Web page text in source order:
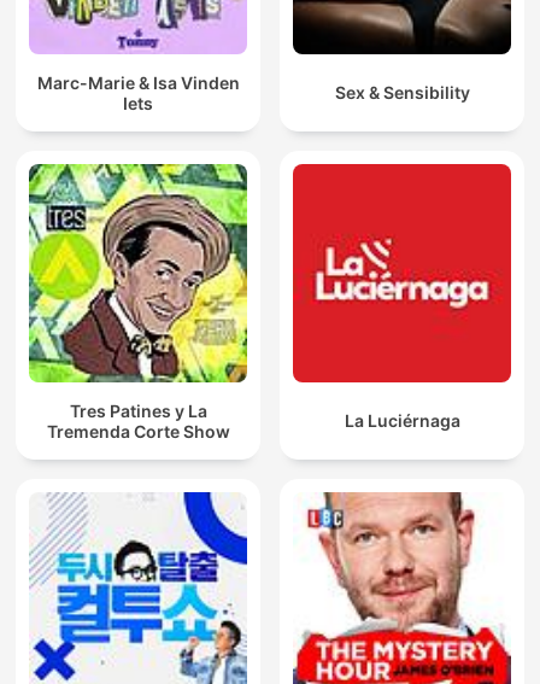
Marc-Marie & Isa Vinden
Iets
Sex & Sensibility
Tres Patines y La
Tremenda Corte Show
La Luciérnaga